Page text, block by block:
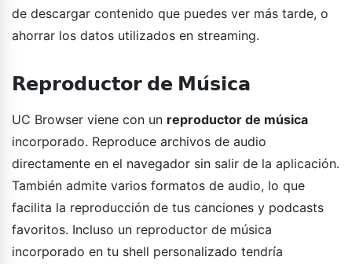
de descargar contenido que puedes ver más tarde, o
ahorrar los datos utilizados en streaming.
𝗥𝗲𝗽𝗿𝗼𝗱𝘂𝗰𝘁𝗼𝗿 𝗱𝗲 𝗠𝘂́𝘀𝗶𝗰𝗮
UC Browser viene con un reproductor de música
incorporado. Reproduce archivos de audio
directamente en el navegador sin salir de la aplicación.
También admite varios formatos de audio, lo que
facilita la reproducción de tus canciones y podcasts
favoritos. Incluso un reproductor de música
incorporado en tu shell personalizado tendría